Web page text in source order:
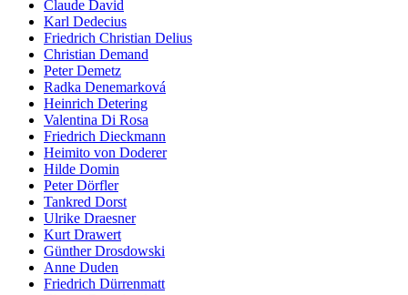
Claude David
Karl Dedecius
Friedrich Christian Delius
Christian Demand
Peter Demetz
Radka Denemarková
Heinrich Detering
Valentina Di Rosa
Friedrich Dieckmann
Heimito von Doderer
Hilde Domin
Peter Dörfler
Tankred Dorst
Ulrike Draesner
Kurt Drawert
Günther Drosdowski
Anne Duden
Friedrich Dürrenmatt